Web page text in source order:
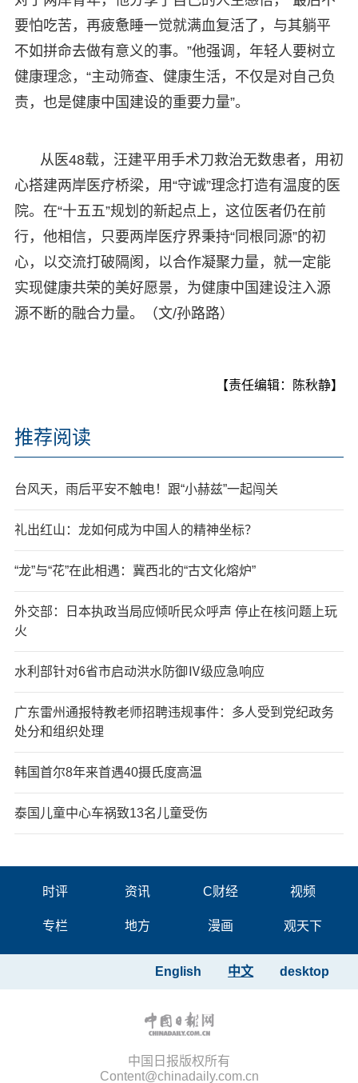
要怕吃苦，再疲惫睡一觉就满血复活了，与其躺平
不如拼命去做有意义的事。”他强调，年轻人要树立
健康理念，“主动筛查、健康生活，不仅是对自己负
责，也是健康中国建设的重要力量”。
从医48载，汪建平用手术刀救治无数患者，用初
心搭建两岸医疗桥梁，用“守诚”理念打造有温度的医
院。在“十五五”规划的新起点上，这位医者仍在前
行，他相信，只要两岸医疗界秉持“同根同源”的初
心，以交流打破隔阂，以合作凝聚力量，就一定能
实现健康共荣的美好愿景，为健康中国建设注入源
源不断的融合力量。（文/孙路路）
【责任编辑：陈秋静】
推荐阅读
台风天，雨后平安不触电！跟“小赫兹”一起闯关
礼出红山：龙如何成为中国人的精神坐标？
“龙”与“花”在此相遇：冀西北的“古文化熔炉”
外交部：日本执政当局应倾听民众呼声 停止在核问题上玩
火
水利部针对6省市启动洪水防御Ⅳ级应急响应
广东雷州通报特教老师招聘违规事件：多人受到党纪政务
处分和组织处理
韩国首尔8年来首遇40摄氏度高温
泰国儿童中心车祸致13名儿童受伤
时评 资讯 C财经 视频
专栏 地方 漫画 观天下
desktop
中文
English
中国日报版权所有
Content@chinadaily.com.cn